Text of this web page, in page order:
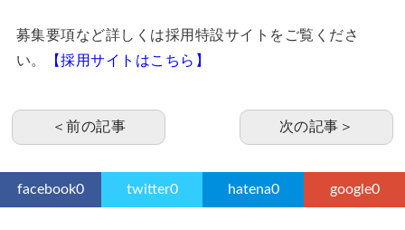
募集要項など詳しくは採用特設サイトをご覧くださ
い。
【採用サイトはこちら】
＜前の記事 次の記事＞
facebook0 twitter0 hatena0 google0